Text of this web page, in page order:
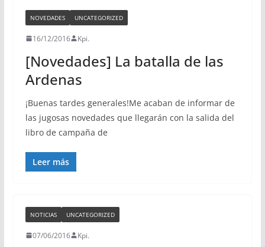
NOVEDADES UNCATEGORIZED
16/12/2016 Kpi.
[Novedades] La batalla de las
Ardenas
¡Buenas tardes generales!Me acaban de informar de
las jugosas novedades que llegarán con la salida del
libro de campaña de
Leer más
NOTICIAS UNCATEGORIZED
07/06/2016 Kpi.